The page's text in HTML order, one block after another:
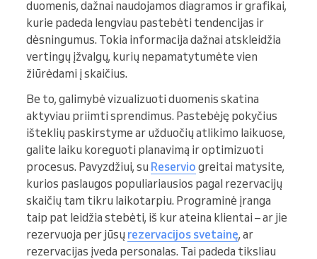
duomenis, dažnai naudojamos diagramos ir grafikai,
kurie padeda lengviau pastebėti tendencijas ir
dėsningumus. Tokia informacija dažnai atskleidžia
vertingų įžvalgų, kurių nepamatytumėte vien
žiūrėdami į skaičius.
Be to, galimybė vizualizuoti duomenis skatina
aktyviau priimti sprendimus. Pastebėję pokyčius
išteklių paskirstyme ar užduočių atlikimo laikuose,
galite laiku koreguoti planavimą ir optimizuoti
procesus. Pavyzdžiui, su Reservio greitai matysite,
kurios paslaugos populiariausios pagal rezervacijų
skaičių tam tikru laikotarpiu. Programinė įranga
taip pat leidžia stebėti, iš kur ateina klientai – ar jie
rezervuoja per jūsų rezervacijos svetainę, ar
rezervacijas įveda personalas. Tai padeda tiksliau